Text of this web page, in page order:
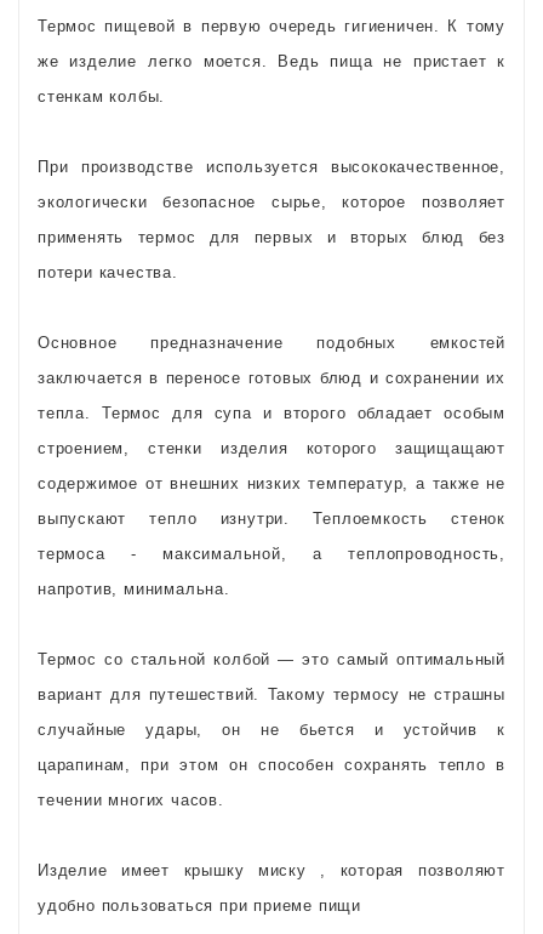
Термос пищевой в первую очередь гигиеничен. К тому
же изделие легко моется. Ведь пища не пристает к
стенкам колбы.
При производстве используется высококачественное,
экологически безопасное сырье, которое позволяет
применять термос для первых и вторых блюд без
потери качества.
Основное предназначение подобных емкостей
заключается в переносе готовых блюд и сохранении их
тепла. Термос для супа и второго обладает особым
строением, стенки изделия которого защищащают
содержимое от внешних низких температур, а также не
выпускают тепло изнутри. Теплоемкость стенок
термоса - максимальной, а теплопроводность,
напротив, минимальна.
Термос со стальной колбой — это самый оптимальный
вариант для путешествий. Такому термосу не страшны
случайные удары, он не бьется и устойчив к
царапинам, при этом он способен сохранять тепло в
течении многих часов.
Изделие имеет крышку миску , которая позволяют
удобно пользоваться при приеме пищи